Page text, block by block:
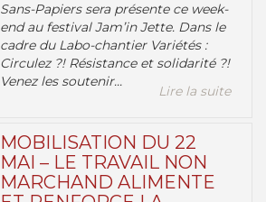
Sans-Papiers sera présente ce week-
end au festival Jam’in Jette. Dans le
cadre du Labo-chantier Variétés :
Circulez ?! Résistance et solidarité ?!
Venez les soutenir...
Lire la suite
MOBILISATION DU 22
MAI – LE TRAVAIL NON
MARCHAND ALIMENTE